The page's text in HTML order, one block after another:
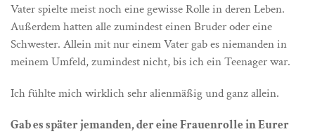
Vater spielte meist noch eine gewisse Rolle in deren Leben.
Außerdem hatten alle zumindest einen Bruder oder eine
Schwester. Allein mit nur einem Vater gab es niemanden in
meinem Umfeld, zumindest nicht, bis ich ein Teenager war.
Ich fühlte mich wirklich sehr alienmäßig und ganz allein.
Gab es später jemanden, der eine Frauenrolle in Eurer